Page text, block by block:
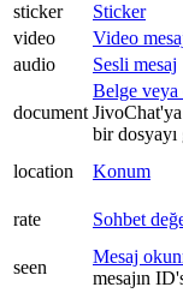
sticker
Sticker
video
Video
audio
Sesli mesaj
document
Belge veya
bir
location Konum
rate
Sohbet
seen
Mesaj
mesajın